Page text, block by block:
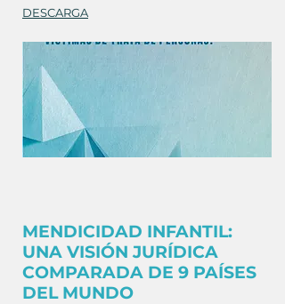
DESCARGA
MENDICIDAD INFANTIL:
UNA VISIÓN JURÍDICA
COMPARADA DE 9 PAÍSES
DEL MUNDO